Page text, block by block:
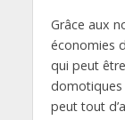
Grâce aux
économies
qui peut
domotiques
peut tout